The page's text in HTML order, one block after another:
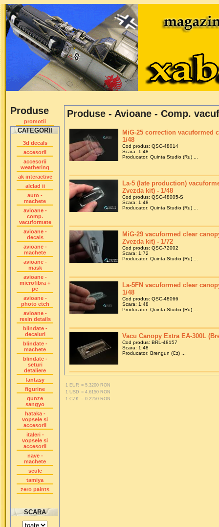
Produse
promotii
CATEGORII
3d decals
accesorii
accesorii
weathering
ak interactive
alclad ii
auto -
machete
avioane -
comp.
vacuformate
avioane -
decals
avioane -
machete
avioane -
mask
avioane -
microfibra +
pe
avioane -
photo etch
avioane -
resin details
blindate -
decaluri
blindate -
machete
blindate -
seturi
detaliere
fantasy
figurine
gunze
sangyo
hataka -
vopsele si
accesorii
italeri -
vopsele si
accesorii
nave -
machete
scule
tamiya
zero paints
SCARA
Produse - Avioane - Comp.
MiG-25 correction vacuformed
1/48
Cod produs: QSC-48014
Scara: 1:48
Producator: Quinta Studio (Ru) ...
La-5 (late production)
Zvezda kit) - 1/48
Cod produs: QSC-48005-S
Scara: 1:48
Producator: Quinta Studio (Ru) ...
MiG-29 vacuformed clear
Zvezda kit) - 1/72
Cod produs: QSC-72002
Scara: 1:72
Producator: Quinta Studio (Ru) ...
La-5FN vacuformed clear
1/48
Cod produs: QSC-48066
Scara: 1:48
Producator: Quinta Studio (Ru) ...
Vacu Canopy Extra EA-300L
Cod produs: BRL-48157
Scara: 1:48
Producator: Brengun (Cz) ...
1 EUR = 5.3200 RON
1 USD = 4.6150 RON
1 CZK = 0.2250 RON